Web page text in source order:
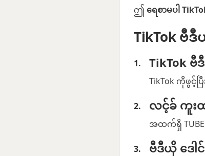
ဤ ရေစာမပါ
TikTok ဗီဒီ
TikTok
TikTok ကိုဖွင့်
လင့်ခ် ကူး
အထက်ရှိ
ဗီဒီယို ဒေါ